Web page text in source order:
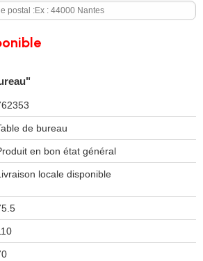
de bureau
en bon état général
locale disponible